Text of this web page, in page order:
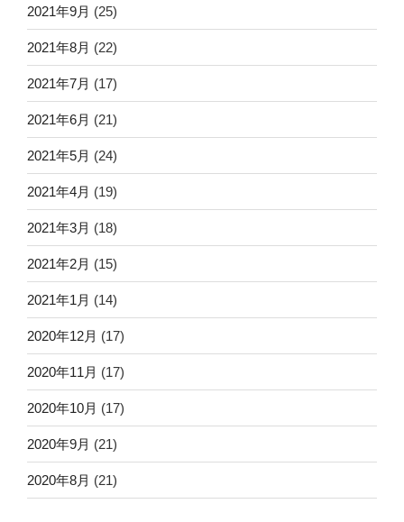
2021年9月 (25)
2021年8月 (22)
2021年7月 (17)
2021年6月 (21)
2021年5月 (24)
2021年4月 (19)
2021年3月 (18)
2021年2月 (15)
2021年1月 (14)
2020年12月 (17)
2020年11月 (17)
2020年10月 (17)
2020年9月 (21)
2020年8月 (21)